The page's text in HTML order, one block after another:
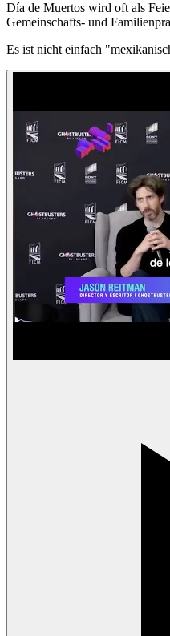
Día de Muertos wird oft als
Gemeinschafts- und
Es ist nicht einfach